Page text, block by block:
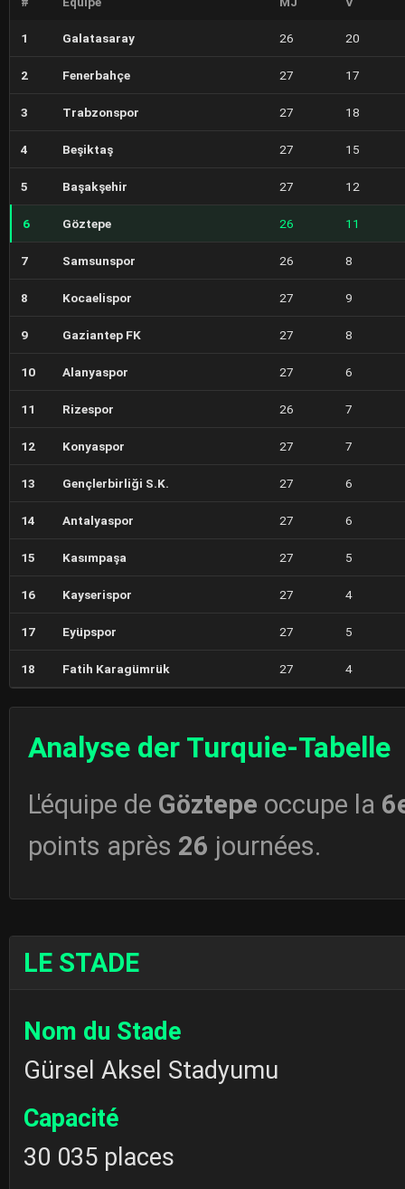
1 Galatasaray 26 20
2 Fenerbahçe 27 17
3 Trabzonspor 27 18
4 Beşiktaş 27 15
5 Başakşehir 27 12
6 Göztepe 26 11
7 Samsunspor 26 8
8 Kocaelispor 27 9
9 Gaziantep FK 27 8
10 Alanyaspor 27 6
11 Rizespor 26 7
12 Konyaspor 27 7
13 Gençlerbirliği S.K. 27 6
14 Antalyaspor 27 6
15 Kasımpaşa 27 5
16 Kayserispor 27 4
17 Eyüpspor 27 5
18 Fatih Karagümrük 27 4
Analyse der Turquie-Tabelle
L'équipe de Göztepe occupe la
points après 26 journées.
LE STADE
Nom du Stade
Gürsel Aksel Stadyumu
Capacité
30 035 places